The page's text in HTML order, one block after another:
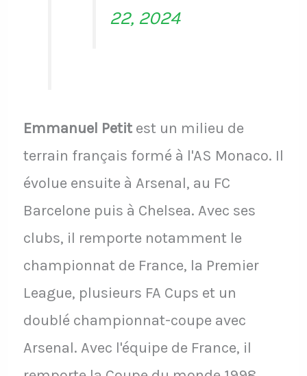
22, 2024
Emmanuel Petitest un milieu de
terrain français formé à l'AS Monaco. Il
évolue ensuite à Arsenal, au FC
Barcelone puis à Chelsea. Avec ses
clubs, il remporte notamment le
championnat de France, la Premier
League, plusieurs FA Cups et un
doublé championnat-coupe avec
Arsenal. Avec l'équipe de France, il